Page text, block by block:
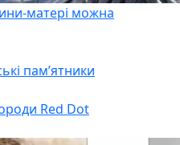
матері можна
памʼятники
Red Dot